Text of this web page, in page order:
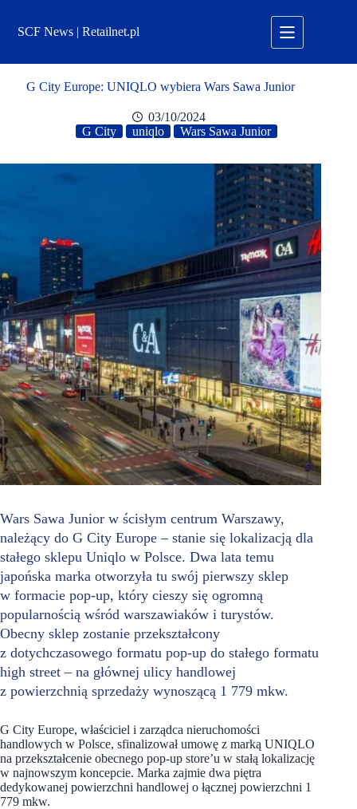
treściSCF News | Retailnet.pl
G City Europe: UNIQLO wybiera Wars Sawa Junior
03/10/2024
G City
uniqlo Wars Sawa Junior
Wars Sawa Junior w ścisłym centrum Warszawy,
należący do G City Europe – stanie się lokalizacją dla
stałego sklepu Uniqlo w Polsce. Dwa lata temu
japońska marka otworzyła tu swój pierwszy sklep
w formacie pop-up, który cieszy się ogromną
popularnością wśród warszawiaków i turystów.
Obecny sklep zostanie przekształcony
z dotychczasowego formatu pop-up do stałego formatu
high street – na głównej ulicy handlowej
z powierzchnią sprzedaży wynoszącą 1 779 mkw.
G City Europe, właściciel i zarządca nieruchomości
handlowych w Polsce, sfinalizował umowę z marką UNIQLO
na przekształcenie obecnego pop-up store’u w stałą lokalizację
w najnowszym koncepcie. Marka zajmie dwa piętra
dedykowanej powierzchni handlowej o łącznej powierzchni 1
779 mkw.